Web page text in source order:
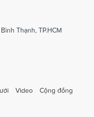
Thạnh, TP.HCM
Video Cộng đồng